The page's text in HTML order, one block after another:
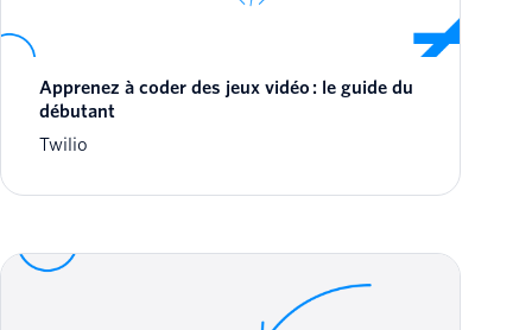
Apprenez à coder des jeux vidéo : le guide du
débutant
Twilio